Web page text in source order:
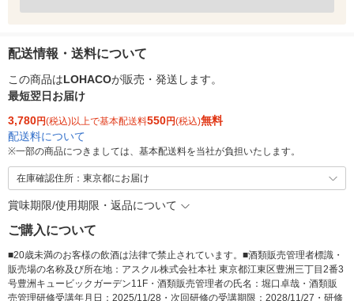
配送情報・送料について
この商品はLOHACOが販売・発送します。
最短翌日お届け
3,780円(税込)以上で基本配送料550円(税込)無料
配送料について
※一部の商品につきましては、基本配送料を当社が負担いたします。
在庫確認住所：東京都にお届け
賞味期限/使用期限・返品について
ご購入について
■20歳未満のお客様の飲酒は法律で禁止されています。■酒類販売管理者標識・
販売場の名称及び所在地：アスクル株式会社本社 東京都江東区豊洲三丁目2番3
号豊洲キュービックガーデン11F・酒類販売管理者の氏名：堀口卓哉・酒類販
売管理研修受講年月日：2025/11/28・次回研修の受講期限：2028/11/27・研修